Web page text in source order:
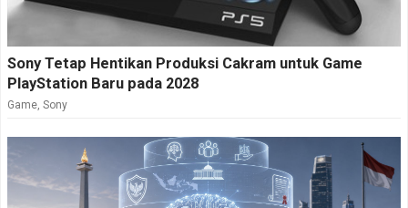
Sony Tetap Hentikan Produksi Cakram untuk Game
PlayStation Baru pada 2028
Game, Sony